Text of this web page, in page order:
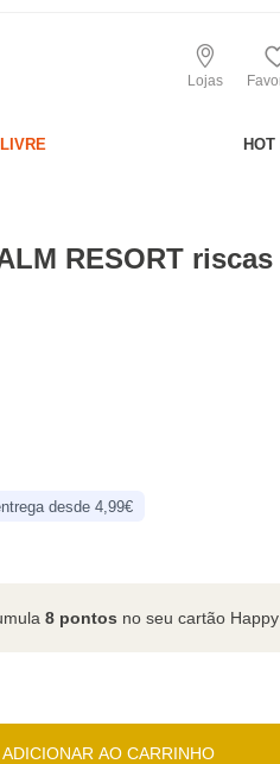
Lojas
RESORT riscas
desde 4,99€
8 pontos no seu cartão
ADICIONAR AO CARRINHO